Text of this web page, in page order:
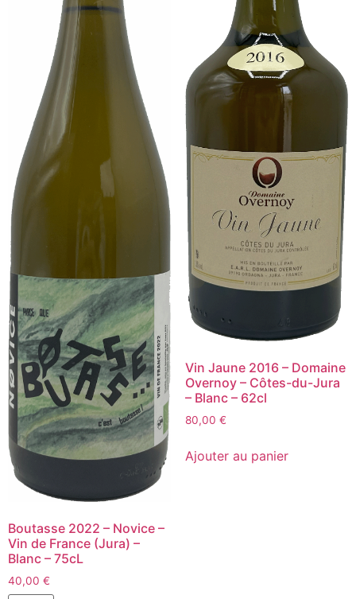
Boutasse 2022 – Novice –
Vin de France (Jura) –
Blanc – 75cL
40,00 €
Vin Jaune 2016 – Domaine
Overnoy – Côtes-du-Jura
– Blanc – 62cl
80,00 €
Ajouter au panier